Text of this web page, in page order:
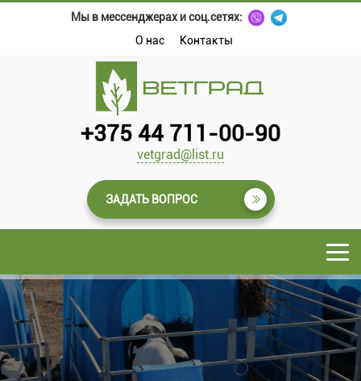
Мы в мессенджерах и соц.сетях:
О нас
Контакты
+375 44 711-00-90
vetgrad@list.ru
ЗАДАТЬ ВОПРОС